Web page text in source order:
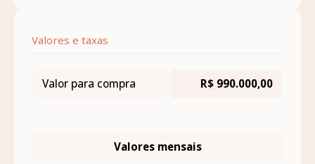
Valores e taxas
Valor para compra R$ 990.000,00
Valores mensais